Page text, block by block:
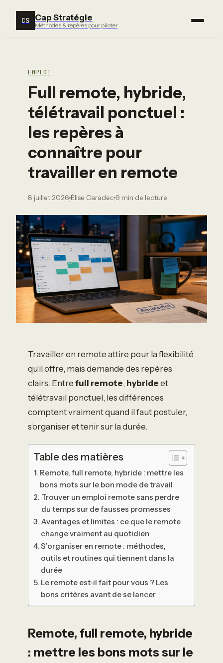
CS Cap Stratégie
Méthodes & repères pour piloter
EMPLOI
Full remote, hybride,
télétravail ponctuel :
les repères à
connaître pour
travailler en remote
8 juillet 2026
·
Élise Caradec
·
9 min de lecture
Travailler en remote attire pour la flexibilité
qu’il offre, mais demande des repères
clairs. Entre full remote, hybride et
télétravail ponctuel, les différences
comptent vraiment quand il faut postuler,
s’organiser et tenir sur la durée.
Table des matières
Remote, full remote, hybride : mettre les
bons mots sur le bon mode de travail
Trouver un emploi remote sans perdre
du temps sur de fausses promesses
Avantages et limites : ce que le remote
change vraiment au quotidien
S’organiser en remote : méthodes,
outils et routines qui tiennent dans la
durée
Le remote est-il fait pour vous ? Les
bons critères avant de se lancer
Remote, full remote, hybride
: mettre les bons mots sur le